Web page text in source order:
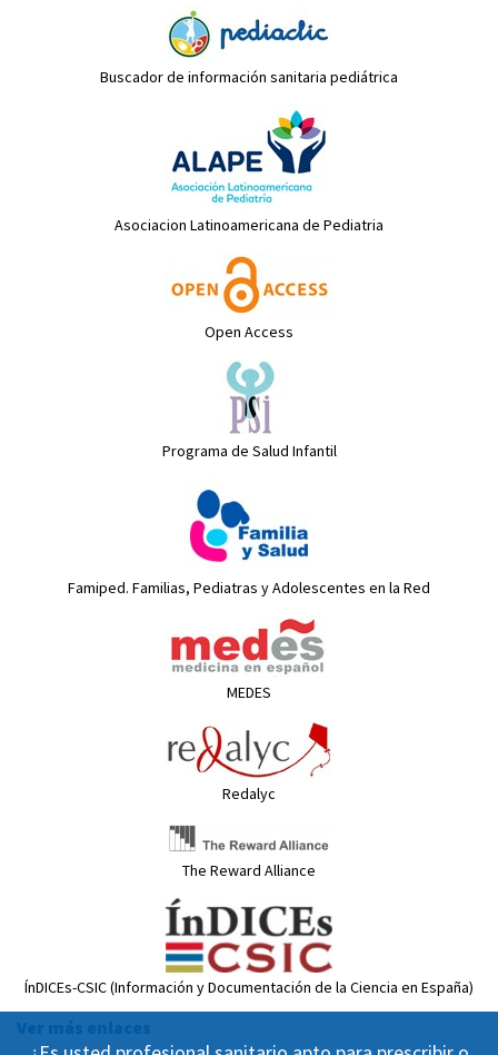
Buscador de información sanitaria pediátrica
Asociacion Latinoamericana de Pediatria
Open Access
Programa de Salud Infantil
Famiped. Familias, Pediatras y Adolescentes en la Red
MEDES
Redalyc
The Reward Alliance
ÍnDICEs-CSIC (Información y Documentación de la Ciencia en España)
Ver más enlaces